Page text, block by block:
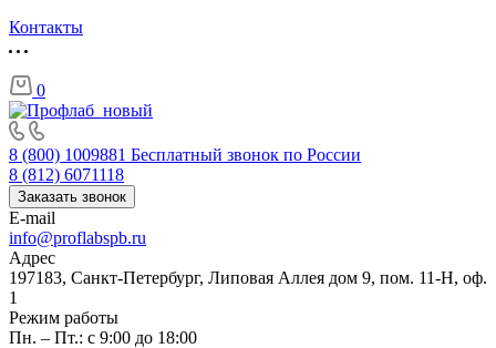
Контакты
0
8 (800) 1009881 Бесплатный звонок по России
8 (812) 6071118
Заказать звонок
E-mail
info@proflabspb.ru
Адрес
197183, Санкт-Петербург, Липовая Аллея дом 9, пом. 11-Н, оф.
1
Режим работы
Пн. – Пт.: с 9:00 до 18:00